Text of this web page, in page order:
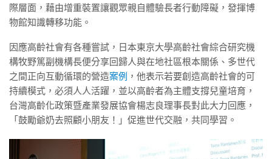
際層面，藉由增重裝置讓觀眾親自體驗長者行動障礙，發揮博
物館知識轉移功能。
因應高齡社會有各種嘗試，日本東京大學高齡社會綜合研究機
構牧野篤副機構長便分享回歸人與在地社區根本關係、多世代
之間正向互動循環的營造案例 ，他表示若要創造高齡社會的可
持續模式，必須人人活躍，並以高齡者為主體支撐兒童培育，
台灣高齡化政策暨產業發展協會楊志良理事長對此大力回應，
「鼓勵爺奶去照顧小朋友！」促進世代交融，共同學習。